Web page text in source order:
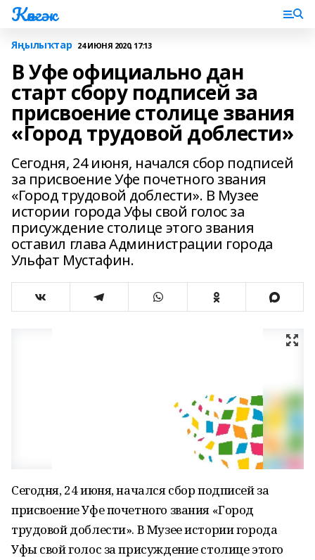
Көнгәк
Яңылыҡтар 24 ИЮНЯ 2020, 17:13
В Уфе официально дан
старт сбору подписей за
присвоение столице звания
«Город трудовой доблести»
Сегодня, 24 июня, начался сбор подписей
за присвоение Уфе почетного звания
«Город трудовой доблести». В Музее
истории города Уфы свой голос за
присуждение столице этого звания
оставил глава Администрации города
Ульфат Мустафин.
Сегодня, 24 июня, начался сбор подписей за
присвоение Уфе почетного звания «Город
трудовой доблести». В Музее истории города
Уфы свой голос за присуждение столице этого